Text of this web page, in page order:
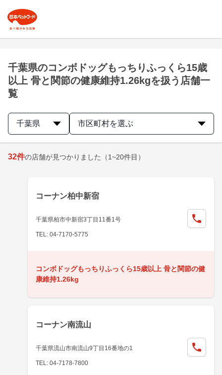
千葉県のコンボドッグもっちりふっくら15歳
以上 骨と関節の健康維持1.26kgを扱う店舗一
覧
千葉県 市区町村を選ぶ
32件の店舗が見つかりました （1~20件目）
コーナン柏中新宿
千葉県柏市中新宿3丁目11番1号
TEL: 04-7170-5775
コンボドッグもっちりふっくら15歳以上 骨と関節の健
康維持1.26kg
コーナン南流山
千葉県流山市南流山9丁目16番地の1
TEL: 04-7178-7800